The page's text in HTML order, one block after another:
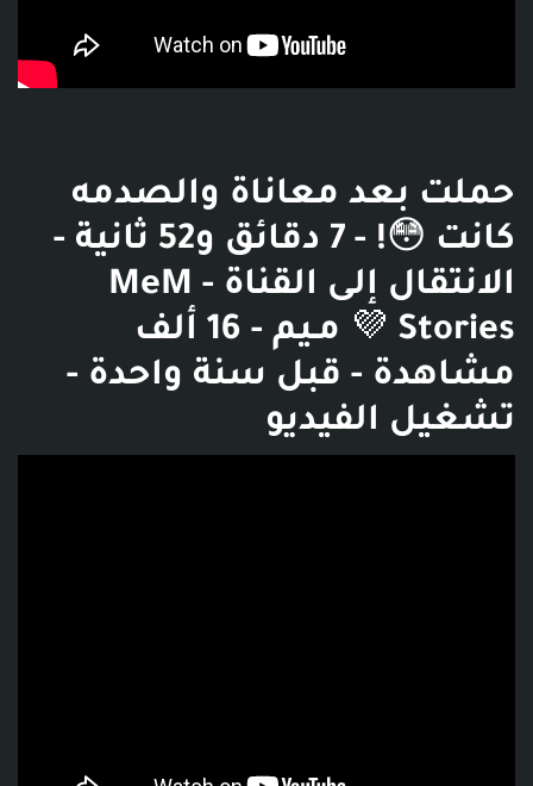
حملت بعد معاناة والصدمه
كانت 😳! - 7 دقائق و52 ثانية -
الانتقال إلى القناة - MeM
Stories 💜 مـيم - 16 ألف
مشاهدة - قبل سنة واحدة -
تشغيل الفيديو